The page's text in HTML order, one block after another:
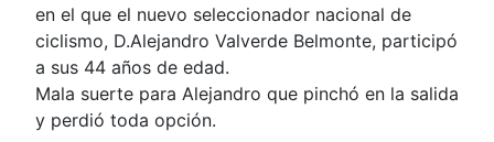
en el que el nuevo seleccionador nacional de
ciclismo, D.Alejandro Valverde Belmonte, participó
a sus 44 años de edad.
Mala suerte para Alejandro que pinchó en la salida
y perdió toda opción.